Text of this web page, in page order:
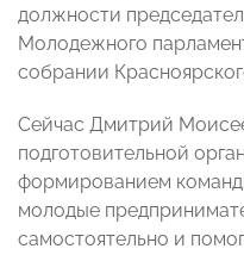
должности
Молодежного
собрании
Сейчас Дмитрий
подготовительной
формированием
молодые
самостоятельно и